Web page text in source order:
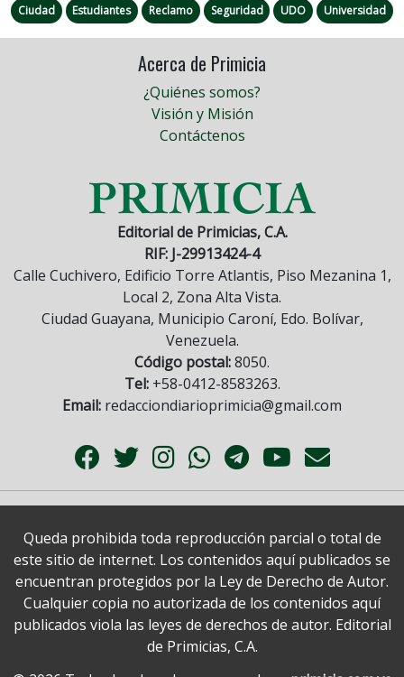
Ciudad Estudiantes Reclamo Seguridad UDO Universidad
Acerca de Primicia
¿Quiénes somos?
Visión y Misión
Contáctenos
Editorial de Primicias, C.A.
RIF: J-29913424-4
Calle Cuchivero, Edificio Torre Atlantis, Piso Mezanina 1,
Local 2, Zona Alta Vista.
Ciudad Guayana, Municipio Caroní, Edo. Bolívar,
Venezuela.
Código postal:8050.
Tel:+58-0412-8583263.
Email: redacciondiarioprimicia@gmail.com
Queda prohibida toda reproducción parcial o total de
este sitio de internet. Los contenidos aquí publicados se
encuentran protegidos por la Ley de Derecho de Autor.
Cualquier copia no autorizada de los contenidos aquí
publicados viola las leyes de derechos de autor. Editorial
de Primicias, C.A.